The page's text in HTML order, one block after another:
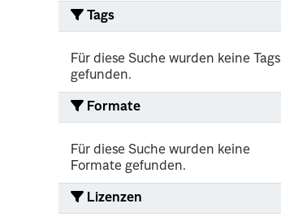
Tags
Für diese Suche wurden keine Tags
gefunden.
Formate
Für diese Suche wurden keine
Formate gefunden.
Lizenzen